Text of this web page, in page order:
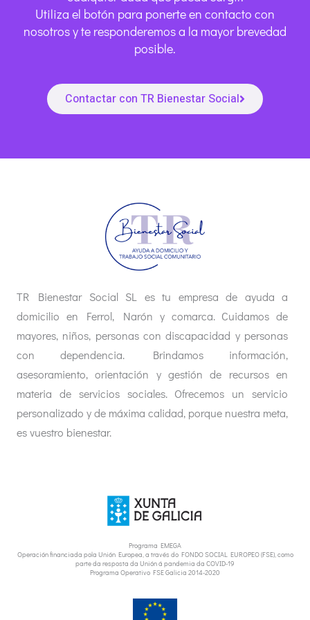
Utiliza el botón para ponerte en contacto con
nosotros y te responderemos a la mayor brevedad
posible.
Contactar con TR Bienestar Social
TR Bienestar Social SL es tu empresa de ayuda a
domicilio en Ferrol, Narón y comarca. Cuidamos de
mayores, niños, personas con discapacidad y personas
con dependencia. Brindamos información,
asesoramiento, orientación y gestión de recursos en
materia de servicios sociales. Ofrecemos un servicio
personalizado y de máxima calidad, porque nuestra meta,
es vuestro bienestar.
Programa EMEGA
Operación financiada pola Unión Europea, a través do FONDO SOCIAL EUROPEO (FSE), como
parte da resposta da Unión á pandemia da COVID-19
Programa Operativo FSE Galicia 2014-2020